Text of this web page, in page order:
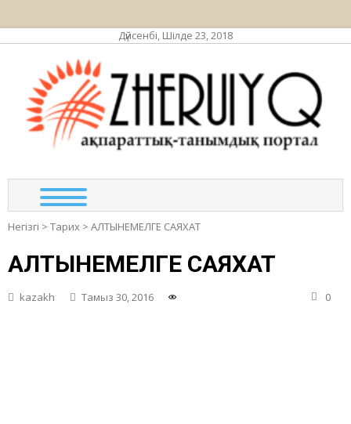
Дүйсенбі, Шілде 23, 2018
Негізгі > Тарих > АЛТЫНЕМЕЛГЕ САЯХАТ
АЛТЫНЕМЕЛГЕ САЯХАТ
kazakh Тамыз 30, 2016 0